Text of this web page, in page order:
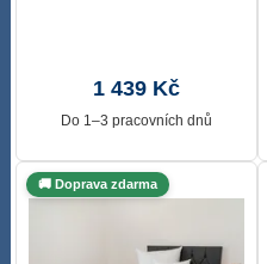
1 439 Kč
Do 1–3 pracovních dnů
🚚 Doprava zdarma